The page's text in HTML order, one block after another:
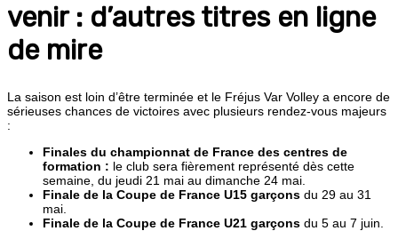
venir : d’autres titres en ligne
de mire
La saison est loin d’être terminée et le Fréjus Var Volley a encore de
sérieuses chances de victoires avec plusieurs rendez-vous majeurs
:
Finales du championnat de France des centres de
formation : le club sera fièrement représenté dès cette
semaine, du jeudi 21 mai au dimanche 24 mai.
Finale de la Coupe de France U15 garçons du 29 au 31
mai.
Finale de la Coupe de France U21 garçons du 5 au 7 juin.